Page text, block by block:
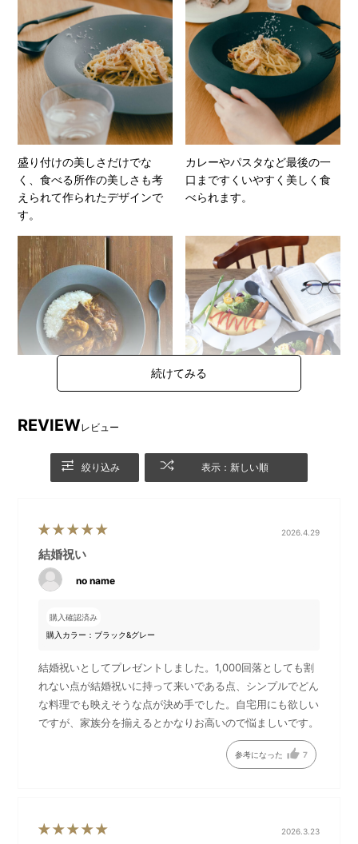
盛り付けの美しさだけでな
く、食べる所作の美しさも考
えられて作られたデザインで
す。
カレーやパスタなど最後の一
口まですくいやすく美しく食
べられます。
プと同じカラーで、統一感や
洗練された雰囲気を演出して
親子でお使いいただくのも
◎！
自信をもってお届けできる耐
久性だから、「生涯破損保
2025年1月より順次裏面形状
をアップデートしておりま
REVIEWレビュー
絞り込み 表示：新しい順
2026.4.29
結婚祝い
no name
購入確認済み
購入カラー：ブラック&グレー
結婚祝いとしてプレゼントしました。1,000回落としても割
れない点が結婚祝いに持って来いである点、シンプルでどん
な料理でも映えそうな点が決め手でした。自宅用にも欲しい
ですが、家族分を揃えるとかなりお高いので悩ましいです。
参考になった 7
2026.3.23